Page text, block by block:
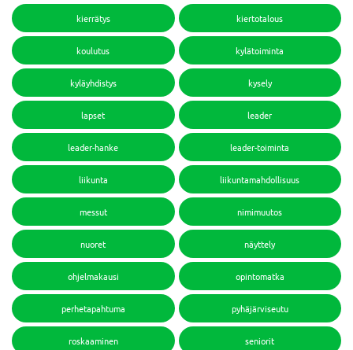
kierrätys kiertotalous
koulutus kylätoiminta
kyläyhdistys kysely
lapset leader
leader-hanke leader-toiminta
liikunta liikuntamahdollisuus
messut nimimuutos
nuoret näyttely
ohjelmakausi opintomatka
perhetapahtuma pyhäjärviseutu
roskaaminen seniorit